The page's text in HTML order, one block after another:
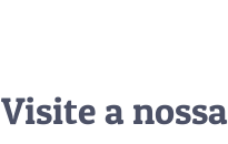
Visite a nossa